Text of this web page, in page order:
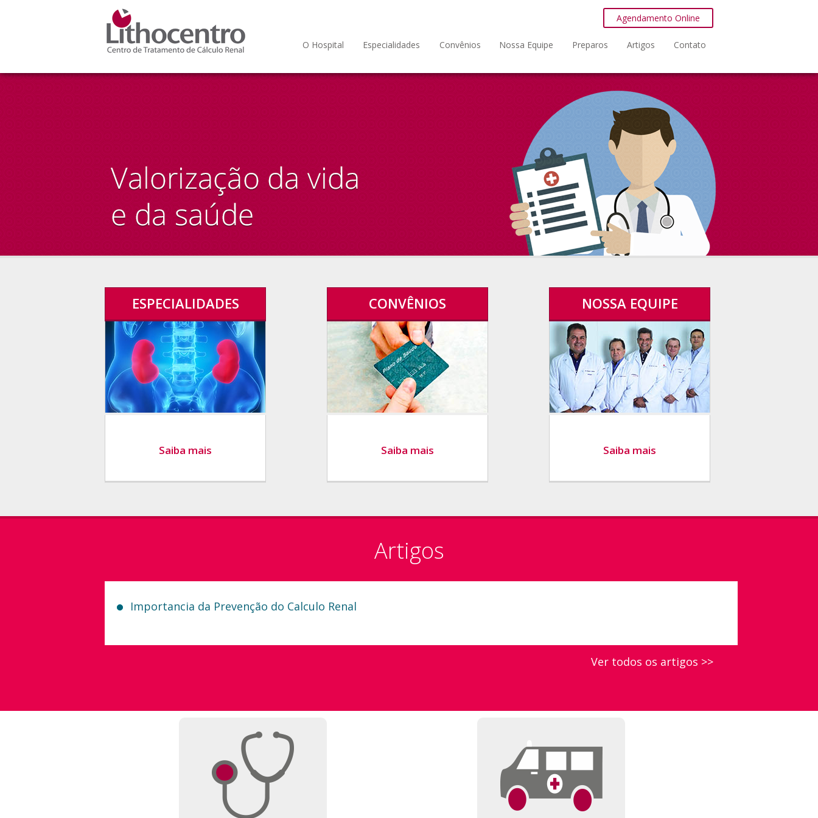
Agendamento Online
O Hospital Especialidades Convênios Nossa Equipe Preparos Artigos Contato
ESPECIALIDADES
Saiba mais
CONVÊNIOS
Saiba mais
NOSSA EQUIPE
Saiba mais
Artigos
Importancia da Prevenção do Calculo Renal
Ver todos os artigos >>